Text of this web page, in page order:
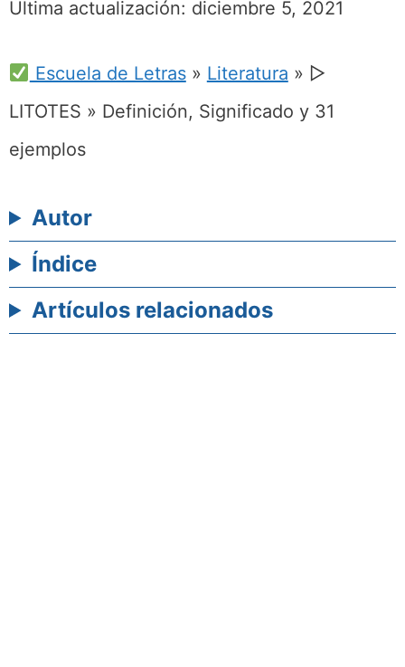
Última actualización: diciembre 5, 2021
Escuela de Letras» Literatura » ▷
LITOTES » Definición, Significado y 31
ejemplos
Autor
Índice
Artículos relacionados